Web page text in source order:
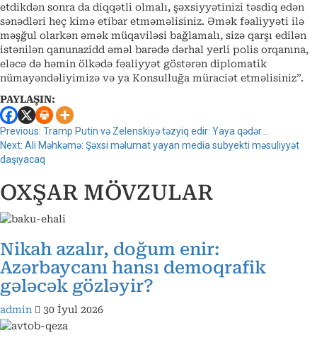
etdikdən sonra da diqqətli olmalı, şəxsiyyətinizi təsdiq edən
sənədləri heç kimə etibar etməməlisiniz. Əmək fəaliyyəti ilə
məşğul olarkən əmək müqaviləsi bağlamalı, sizə qarşı edilən
istənilən qanunazidd əməl barədə dərhal yerli polis orqanına,
eləcə də həmin ölkədə fəaliyyət göstərən diplomatik
nümayəndəliyimizə və ya Konsulluğa müraciət etməlisiniz”.
PAYLAŞIN:
Continue
Reading
Previous: Tramp Putin və Zelenskiyə təzyiq edir: Yaya qədər…
Next: Ali Məhkəmə: Şəxsi məlumat yayan media subyekti məsuliyyət
daşıyacaq
OXŞAR MÖVZULAR
Nikah azalır, doğum enir:
Azərbaycanı hansı demoqrafik
gələcək gözləyir?
admin 30 İyul 2026